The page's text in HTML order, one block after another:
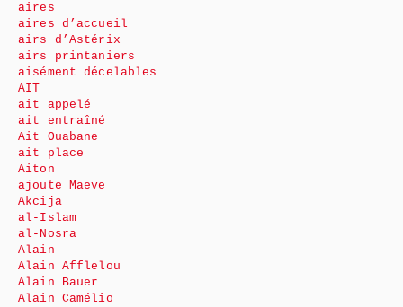
aires
aires d’accueil
airs d’Astérix
airs printaniers
aisément décelables
AIT
ait appelé
ait entraîné
Ait Ouabane
ait place
Aiton
ajoute Maeve
Akcija
al-Islam
al-Nosra
Alain
Alain Afflelou
Alain Bauer
Alain Camélio